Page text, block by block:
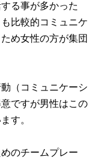
る事が多かった
比較的コミュニケ
め女性の方が集団
（コミュニケーシ
ですが男性はこの
す。
のチームプレー